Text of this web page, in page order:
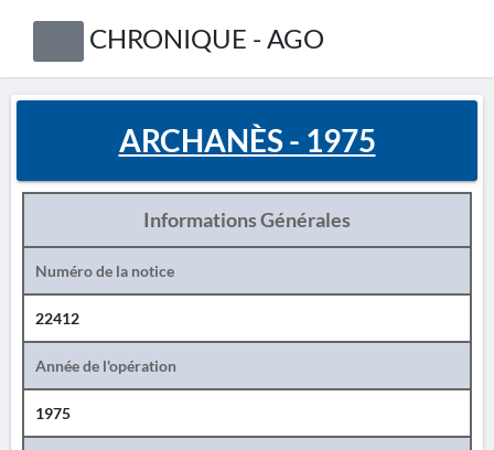
CHRONIQUE - AGO
ARCHANÈS - 1975
Informations Générales
Numéro de la notice
22412
Année de l'opération
1975